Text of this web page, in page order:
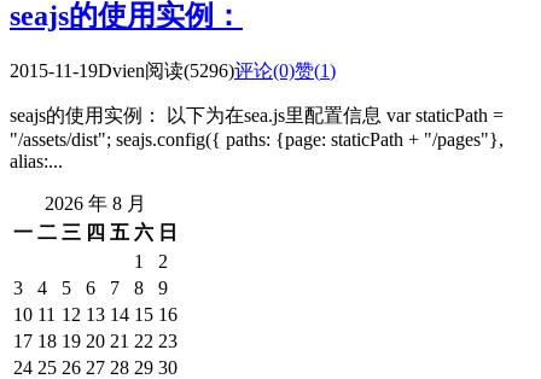
seajs的使用实例：
2015-11-19Dvien阅读(5296)评论(0)赞(1)
seajs的使用实例： 以下为在sea.js里配置信息 var staticPath =
"/assets/dist"; seajs.config({ paths: {page: staticPath + "/pages"},
alias:...
2026 年 8 月
一 二 三 四 五 六 日
1
2
3
4 5 6 7 8
9
10 11 12 13 14 15 16
17 18 19 20 21 22 23
24 25 26 27 28 29 30